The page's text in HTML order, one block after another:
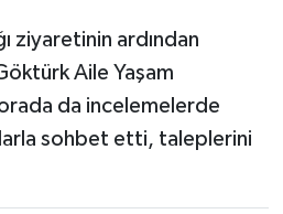
ziyaretinin ardından
Aile Yaşam
da incelemelerde
sohbet etti, taleplerini